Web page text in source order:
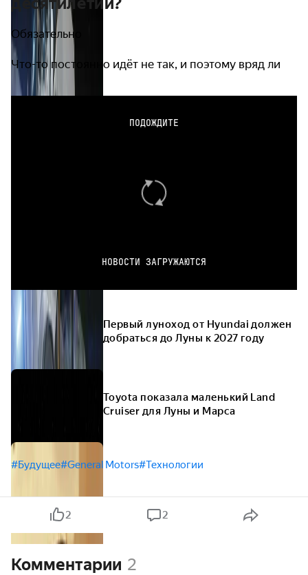
Обязательно
Что-то постоянно идёт не так, и поэтому вряд ли
ПОДОЖДИТЕ
НОВОСТИ ЗАГРУЖАЮТСЯ
Первый луноход от Hyundai должен
добраться до Луны к 2027 году
Toyota показала маленький Land
Cruiser для Луны и Марса
#Будущее#General Motors#Технологии
2 2
Комментарии 2